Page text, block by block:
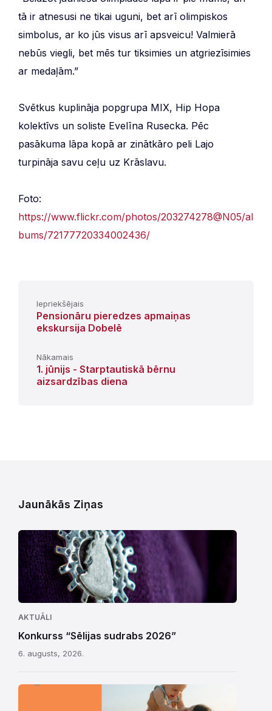
tā ir atnesusi ne tikai uguni, bet arī olimpiskos
simbolus, ar ko jūs visus arī apsveicu! Valmierā
nebūs viegli, bet mēs tur tiksimies un atgriezīsimies
ar medaļām.”
Svētkus kuplināja popgrupa MIX, Hip Hopa
kolektīvs un soliste Evelīna Rusecka. Pēc
pasākuma lāpa kopā ar zinātkāro peli Lajo
turpināja savu ceļu uz Krāslavu.
Foto:
https://www.flickr.com/photos/203274278@N05/al
bums/72177720334002436/
Iepriekšējais
Pensionāru pieredzes apmaiņas
ekskursija Dobelē
Nākamais
1. jūnijs - Starptautiskā bērnu
aizsardzības diena
Jaunākās Ziņas
AKTUĀLI
Konkurss “Sēlijas sudrabs 2026”
6. augusts, 2026.